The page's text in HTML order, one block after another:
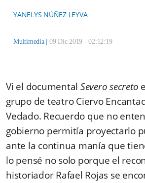
YANELYS NÚÑEZ LEYVA
Multimedia 09 Dic 2019 - 02:12:19
Vi el documental Severo secreto
grupo de teatro Ciervo
Vedado. Recuerdo que no
gobierno permitía proyectarlo
ante la continua manía que
lo pensé no solo porque el
historiador Rafael Rojas se